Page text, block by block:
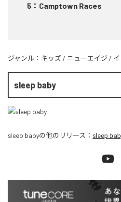
5 ： Camptown Races
ジャンル： キッズ / ニューエイジ /
sleep baby
sleep babyの他のリリース： sleep